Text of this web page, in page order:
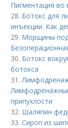
Пигментация во
28. Ботокс для
инъекции. Как
29. Морщины под
30. Ботокс
ботокса
31.
припухлости
32. Шаляпин
33.Сироп из